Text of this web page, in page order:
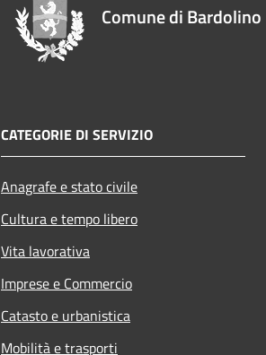
Comune di Bardolino
CATEGORIE DI SERVIZIO
Anagrafe e stato civile
Cultura e tempo libero
Vita lavorativa
Imprese e Commercio
Catasto e urbanistica
Mobilità e trasporti